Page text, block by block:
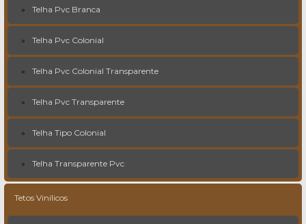
Telha Pvc Branca
Telha Pvc Colonial
Telha Pvc Colonial Transparente
Telha Pvc Transparente
Telha Tipo Colonial
Telha Transparente Pvc
Tetos Vinílicos